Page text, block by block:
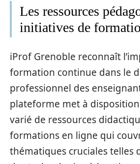
Les ressources
initiatives de
iProf Grenoble reconnaît
formation continue dans le
professionnel des
plateforme met à
varié de ressources
formations en ligne qui
thématiques cruciales telles